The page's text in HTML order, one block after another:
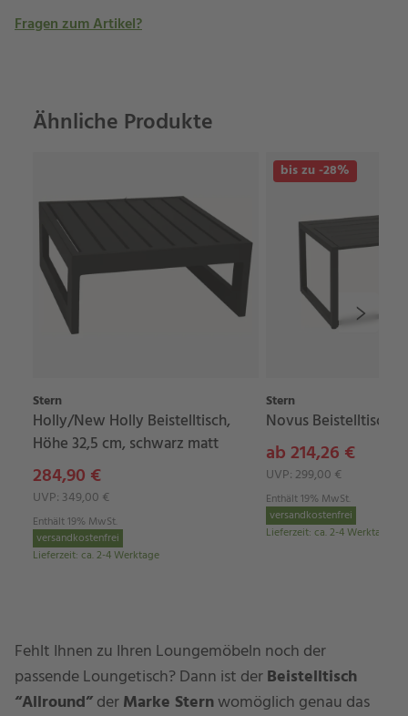
Fragen zum Artikel?
Ähnliche Produkte
Stern
Holly/New Holly Beistelltisch,
Höhe 32,5 cm, schwarz matt
284,90 €
UVP: 349,00 €
Enthält 19% MwSt.
versandkostenfrei
Lieferzeit: ca. 2-4 Werktage
bis zu -28%
Stern
Novus Beistelltisch
ab 214,26 €
UVP: 299,00 €
Enthält 19% MwSt.
versandkostenfrei
Lieferzeit: ca. 2-4 Werktage
Fehlt Ihnen zu Ihren Loungemöbeln noch der
passende Loungetisch? Dann ist derBeistelltisch
“Allround”derMarke Sternwomöglich genau das